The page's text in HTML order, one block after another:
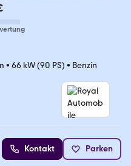
• 66 kW (90 PS) • Benzin
Kontakt Parken